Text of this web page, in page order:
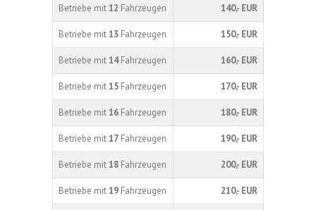
Betriebe mit12 Fahrzeugen 140,- EUR
Betriebe mit13 Fahrzeugen 150,- EUR
Betriebe mit14Fahrzeugen 160,- EUR
Betriebe mit15 Fahrzeugen 170,- EUR
Betriebe mit16 Fahrzeugen 180,- EUR
Betriebe mit17 Fahrzeugen 190,- EUR
Betriebe mit18 Fahrzeugen 200,- EUR
Betriebe mit19 Fahrzeugen 210,- EUR